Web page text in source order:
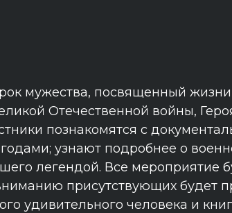
мужества, посвященный жизни
Отечественной войны,
познакомятся с
узнают подробнее о
легендой. Все мероприятие
присутствующих будет
удивительного человека и